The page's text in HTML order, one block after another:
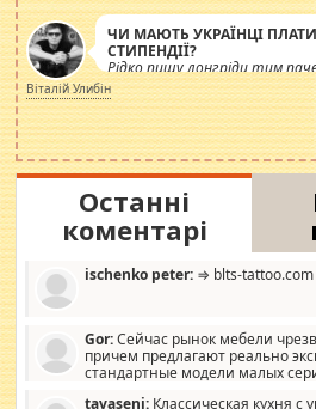
ЧИ МАЮТЬ УКРАЇНЦІ
СТИПЕНДІЇ?
Рідко пишу лонгріди тим
просто дістало! Обурюють
навколо стипендіального
роздувається ще одна
Віталій Улибін
Останні
коментарі
ischenko peter: ⇒ blts-tattoo.com
Gor:Сейчас рынок мебели
причем предлагают реально
стандартные модели малых
tavaseni: Классическая кухня с